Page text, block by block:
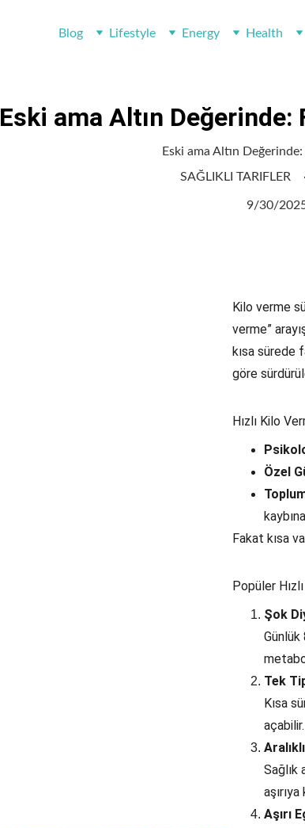
Blog Lifestyle Energy Health
Eski ama Altın Değerinde:
Eski ama Altın
SAĞLIKLI TARIFLER
9/30/
Kilo verme
verme”
kısa sürede
göre
Hızlı Kilo
Özel
Fakat kısa
Popüler
Şok
Günlük
Tek
Kısa
açabilir.
Sağlık
Aşırı